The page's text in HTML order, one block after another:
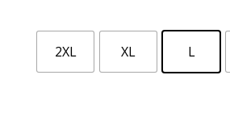
L
XL
2XL